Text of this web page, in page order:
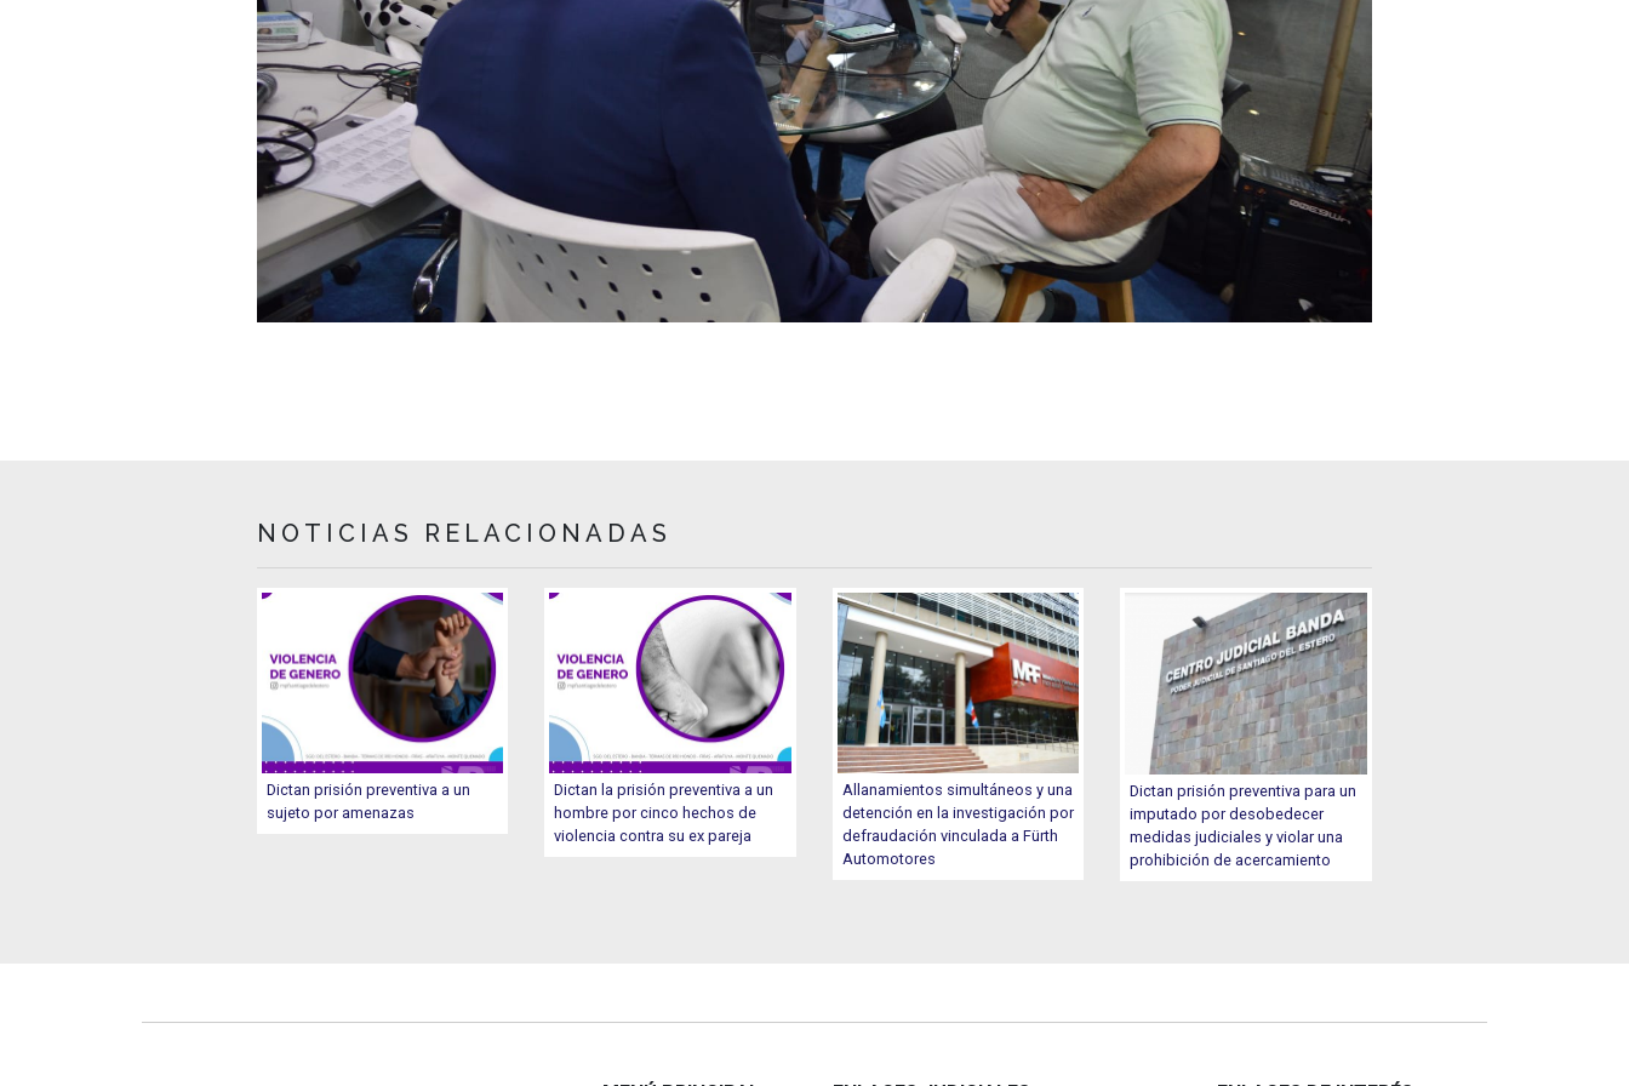
NOTICIAS RELACIONADAS
Dictan prisión preventiva a un
sujeto por amenazas
Dictan la prisión preventiva a un
hombre por cinco hechos de
violencia contra su ex pareja
Allanamientos simultáneos y una
detención en la investigación por
defraudación vinculada a Fürth
Automotores
Dictan prisión preventiva para un
imputado por desobedecer
medidas judiciales y violar una
prohibición de acercamiento